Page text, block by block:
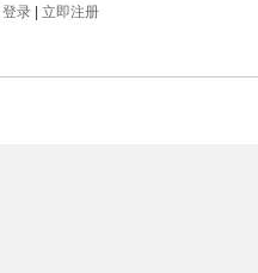
登录 立即注册